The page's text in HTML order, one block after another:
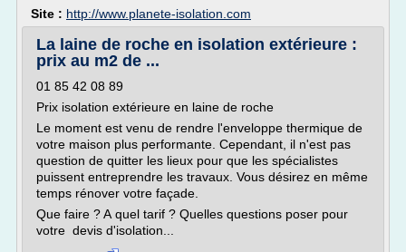
Site : http://www.planete-isolation.com
La laine de roche en isolation extérieure :
prix au m2 de ...
01 85 42 08 89
Prix isolation extérieure en laine de roche
Le moment est venu de rendre l'enveloppe thermique de
votre maison plus performante. Cependant, il n'est pas
question de quitter les lieux pour que les spécialistes
puissent entreprendre les travaux. Vous désirez en même
temps rénover votre façade.
Que faire ? A quel tarif ? Quelles questions poser pour
votre devis d'isolation...